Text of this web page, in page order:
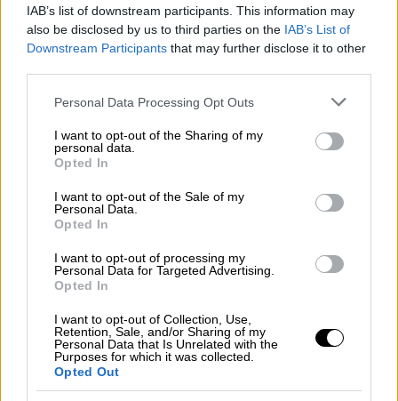
IAB’s list of downstream participants. This information may
also be disclosed by us to third parties on the IAB’s List of
Downstream Participants that may further disclose it to other
Please note that this website/app uses one or more Google
not limited to your visit or usage behaviour. You may click to
grant or deny consent to Google and its third-party tags to
use your data for below specified purposes in below Google
consent section.
Personal Data Processing Opt Outs
I want to opt-out of the Sharing of my
personal data.
Opted In
I want to opt-out of the Sale of my
Personal Data.
Opted In
I want to opt-out of processing my
Personal Data for Targeted Advertising.
Opted In
I want to opt-out of Collection, Use,
Retention, Sale, and/or Sharing of my
Personal Data that Is Unrelated with the
Purposes for which it was collected.
Opted Out
Αθλητισμός|24.07.2025 20:23
Προσαγωγές οπαδών της AEK που
σημαίες της Παλαιστίνης
Το ματς ξεκίνησε με χαμηλό ρυθμό και
ελάχιστες φάσεις, με τον Άρη να
εμφανίζεται νευρικός και άτολμος στη
δημιουργία. Aνάλογη ήταν η εικόνα και της
Αράζ. Ο Άρης επιχείρησε να απειλήσει
προσπάθειες, με πιο αξιόλογες στιγμές ένα
σουτ του Ντιαντί και δύο ενέργειες του
Πέρεθ, αλλά χωρίς ουσιαστικό αποτέλεσμα.